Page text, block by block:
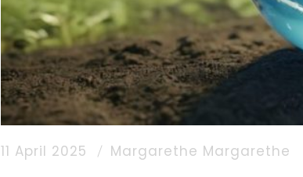
11 April 2025 Margarethe Margarethe